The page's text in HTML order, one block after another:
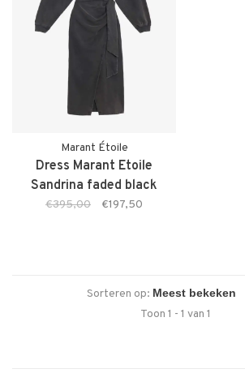
Marant Étoile
Dress Marant Etoile
Sandrina faded black
€395,00 €197,50
Sorteren op:
Toon 1 - 1 van 1